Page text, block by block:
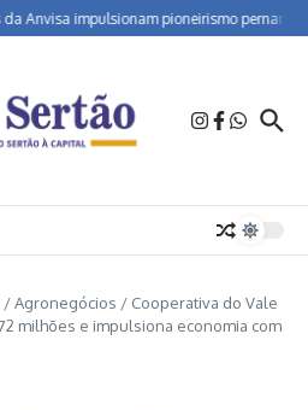
Anvisa impulsionam pioneirismo
/Agronegócios / Cooperativa do Vale
milhões e impulsiona economia com